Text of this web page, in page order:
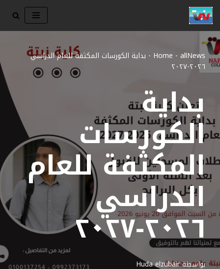
تخطى
إلى
المحتوى
Home - allNews
- بداية الكورسات المكثفة للعام الدراسي
٢٠٢٦-٢٠٢٧
بداية
الكورسات
المكثفة للعام
الدراسي
٢٠٢٦-٢٠٢٧
بواسطةHuda elzubair